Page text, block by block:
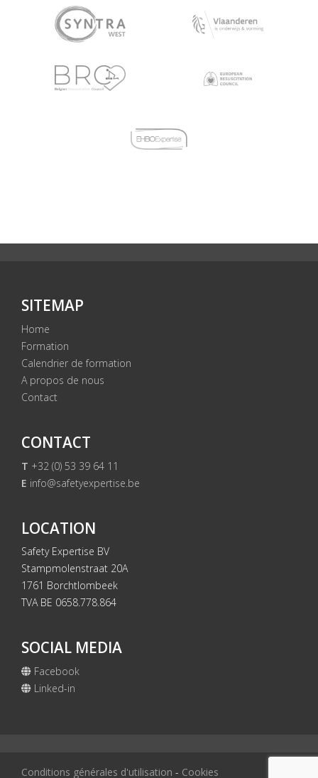
SITEMAP
Home
Formation
Calendrier de formation
A propos de nous
Contact
CONTACT
T +32 (0) 53 39 64 11
E info@safetyexpertise.be
LOCATION
Safety Expertise BV
Stampmolenstraat 20A
1761 Borchtlombeek
TVA BE 0658.778.864
SOCIAL MEDIA
Facebook
Linked-in
Conditions générales d'utilisation - Cookies